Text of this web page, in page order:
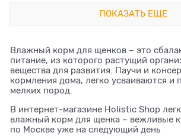
ПОКАЗАТЬ ЕЩЕ
Влажный корм для щенков – это
питание, из которого растущий
вещества для развития. Паучи и
кормления дома, легко усваиваются и
мелких пород.
В интернет-магазине Holistic Shop
влажный корм для щенка – вежливые
по Москве уже на следующий день